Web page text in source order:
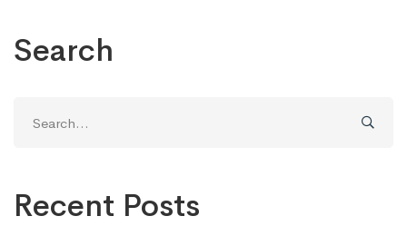
Search
for:
Recent Posts